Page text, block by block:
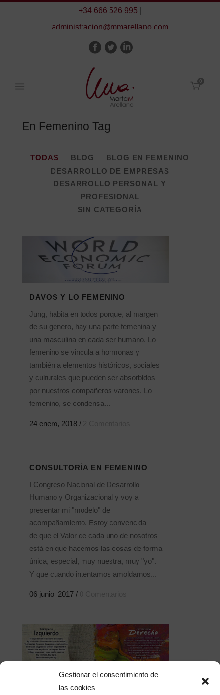
Gestionar el consentimiento de
las cookies
+34 666 526 995
administracion@mmarellano.com
0
En Femenino Tag
TODAS BLOG
BLOG EN FEMENINO
DESARROLLO DE EMPRESAS
DESARROLLO PERSONAL Y
PROFESIONAL
SIN CATEGORÍA
DAVOS Y LO FEMENINO
Jung, habita en todos porque, al margen
de su género, hay una parte femenina y
una masculina en cada ser humano. Lo
femenino se vincula a hormonas y
también a elementos históricos, sociales
y culturales que pueden ser absorbidos
por nuestros compañeros varones. Lo
femenino, se condensa...
24 enero, 2018/
CONSULTORÍA EN FEMENINO
I Congreso Nacional de Desarrollo
Humano y Organizacional y voy a
presentar mi "modelo" de
acompañamiento. Estoy convencida
de que el Valor de cada uno de nosotros
está en que hacemos las cosas de forma
única, especial, muy nuestra, muy "yo".
Y que cuando intentamos amoldarnos...
06 junio, 2017/
TRABAJO AUTÓNOMO Y
GÉNERO